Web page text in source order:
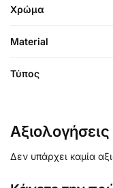
Χρώμα
Material
Τύπος
Αξιολογήσεις
Δεν υπάρχει καμία